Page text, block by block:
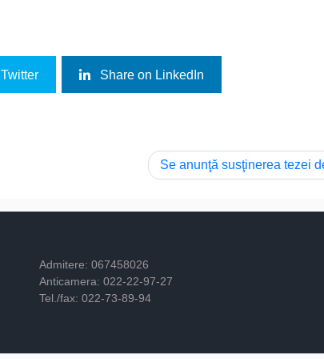
Share on LinkedIn
Se anunţă susţinerea tezei
Admitere: 067458026
Anticamera: 022-22-97-27
Tel./fax: 022-73-89-94